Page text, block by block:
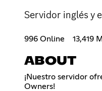
Servidor inglés y
996 Online 13,419
ABOUT
¡Nuestro servidor
Owners!